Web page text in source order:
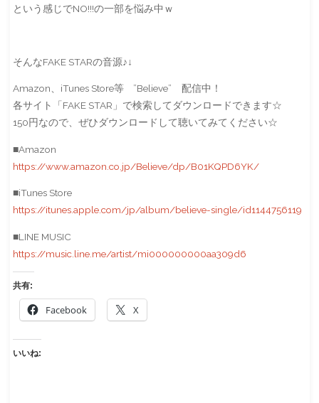
という感じでNO!!!の一部を悩み中ｗ
そんなFAKE STARの音源♪↓
Amazon、iTunes Store等 ”Believe” 配信中！
各サイト「FAKE STAR」で検索してダウンロードできます☆
150円なので、ぜひダウンロードして聴いてみてください☆
■Amazon
https://www.amazon.co.jp/Believe/dp/B01KQPD6YK/
■iTunes Store
https://itunes.apple.com/jp/album/believe-single/id1144756119
■LINE MUSIC
https://music.line.me/artist/mi000000000aa309d6
共有:
Facebook X
いいね: